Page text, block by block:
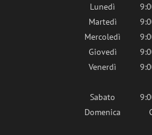
Lunedì
Martedì
Mercoledì
Giovedì
Venerdì
Sabato
Domenica